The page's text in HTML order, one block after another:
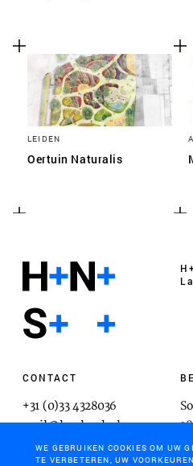
LEIDEN
Oertuin Naturalis
CONTACT
+31 (0)33 4328036
mail@hnsland.nl
WE GEBRUIKEN COOKIES OM UW
TE VERBETEREN, UW